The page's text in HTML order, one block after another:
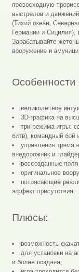
превосходную
выстрелов и
(Тихий океан,
Германии и Сицилия),
Зарабатывайте
вооружение и
Особенности
великолепное
3D-графика на
три режима игры:
битв), командный бой
управления тремя
внедорожник и
воссозданные
оригинальное
потрясающие
эффект присутствия.
Плюсы:
возможность
для установки на
и более поздняя;